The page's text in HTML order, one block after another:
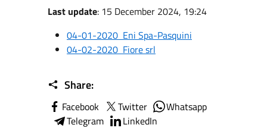
Last update: 15 December 2024, 19:24
04-01-2020 Eni Spa-Pasquini
04-02-2020 Fiore srl
Share:
Facebook Twitter
Whatsapp
Telegram
LinkedIn